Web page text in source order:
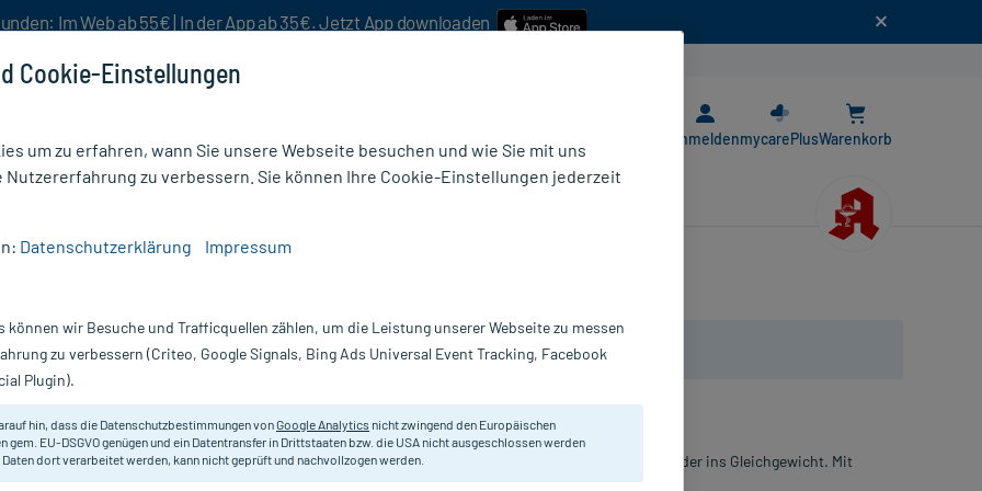
Im Web ab 55€ | In der App ab 35€. Jetzt App downloaden
AnmeldenmycarePlusWarenkorb
Nur für kurze Zeit:Gratis-Versand* ab 19€ Mindestbestellwert!
Konzentrat, 30
Avene
Spendet Feuchtigkeit, stärkt die Hautbarriere und bringt sie wieder ins Gleichgewicht. Mit
Hyaluronsäure und Vitamin B3.
Cookie-Einstellungen
um zu erfahren, wann Sie unsere Webseite besuchen und wie Sie mit uns
Nutzererfahrung zu verbessern. Sie können Ihre Cookie-Einstellungen jederzeit
Datenschutzerklärung Impressum
können wir Besuche und Trafficquellen zählen, um die Leistung unserer Webseite zu messen
zu verbessern (Criteo, Google Signals, Bing Ads Universal Event Tracking, Facebook
Plugin).
hin, dass die Datenschutzbestimmungen vonGoogle Analytics nicht zwingend den Europäischen
gem. EU-DSGVO genügen und ein Datentransfer in Drittstaaten bzw. die USA nicht ausgeschlossen werden
Daten dort verarbeitet werden, kann nicht geprüft und nachvollzogen werden.